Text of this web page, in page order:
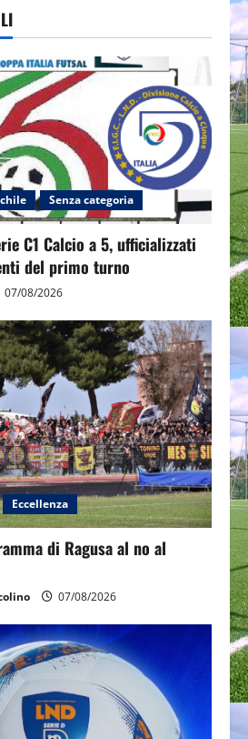
Senza categoria
C1 Calcio a 5, ufficializzati
del primo turno
07/08/2026
Eccellenza
di Ragusa al no al
07/08/2026